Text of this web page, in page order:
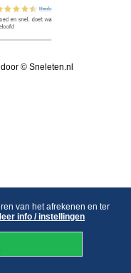
van het afrekenen en ter
info / instellingen
© Sneleten.nl